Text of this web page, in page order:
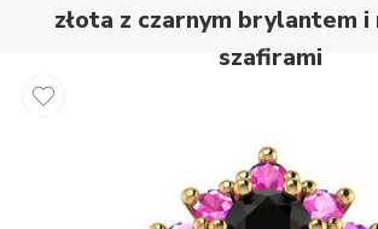
złota z czarnym brylantem
szafirami